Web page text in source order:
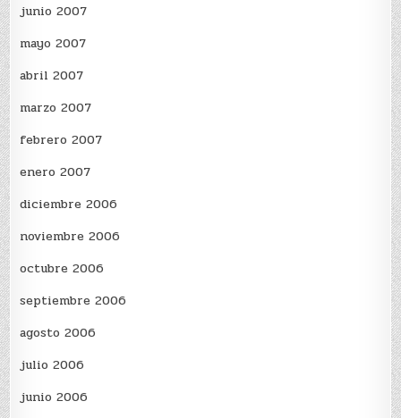
junio 2007
mayo 2007
abril 2007
marzo 2007
febrero 2007
enero 2007
diciembre 2006
noviembre 2006
octubre 2006
septiembre 2006
agosto 2006
julio 2006
junio 2006